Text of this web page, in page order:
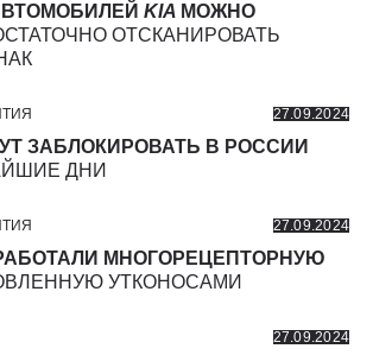
KIA МОЖНО
ОТСКАНИРОВАТЬ
27.09.2024
ЗАБЛОКИРОВАТЬ В РОССИИ
ДНИ
27.09.2024
МНОГОРЕЦЕПТОРНУЮ
УТКОНОСАМИ
27.09.2024